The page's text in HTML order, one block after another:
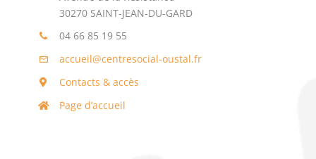
30270 SAINT-JEAN-DU-GARD
04 66 85 19 55
accueil@centresocial-oustal.fr
Contacts & accès
Page d’accueil